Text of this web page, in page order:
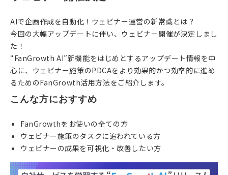
AIで企画作成を自動化！ウェビナー運営の新常識とは？
今回の大幅アップデートに伴い、ウェビナー開催が決定しまし
た！
“FanGrowth AI”新機能をはじめとするアップデート情報を中
心に、ウェビナー施策のPDCAをより効果的かつ効率的に進め
るためのFanGrowth活用方法をご紹介します。
こんな方におすすめ
FanGrowthをお使いの全ての方
ウェビナー施策のタスクに追われている方
ウェビナーの成果を可視化・改善したい方